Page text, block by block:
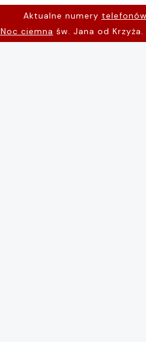
Aktualne numery
Noc ciemna św. Jana od